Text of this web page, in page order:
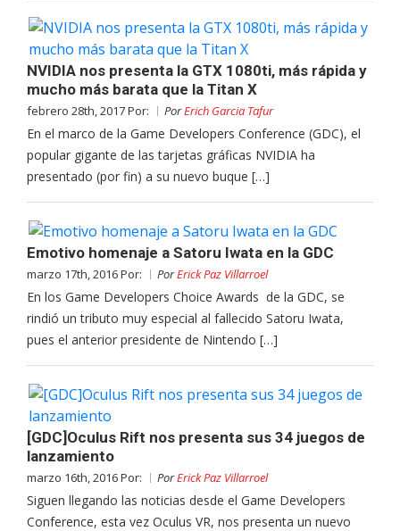
NVIDIA nos presenta la GTX 1080ti, más rápida y
mucho más barata que la Titan X
febrero 28th, 2017 Por: PorErich Garcia Tafur
En el marco de la Game Developers Conference (GDC), el
popular gigante de las tarjetas gráficas NVIDIA ha
presentado (por fin) a su nuevo buque […]
Emotivo homenaje a Satoru Iwata en la GDC
marzo 17th, 2016 Por: PorErick Paz Villarroel
En los Game Developers Choice Awards de la GDC, se
rindió un tributo muy especial al fallecido Satoru Iwata,
pues el anterior presidente de Nintendo […]
[GDC]Oculus Rift nos presenta sus 34 juegos de
lanzamiento
marzo 16th, 2016 Por: PorErick Paz Villarroel
Siguen llegando las noticias desde el Game Developers
Conference, esta vez Oculus VR, nos presenta un nuevo